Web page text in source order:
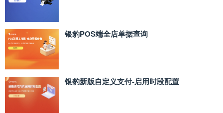
银豹POS端全店单据查询
银豹新版自定义支付‑启用时段配置